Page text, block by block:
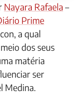
Nayara Rafaela –
Prime
a qual
dos seus
matéria
ser
Medina.